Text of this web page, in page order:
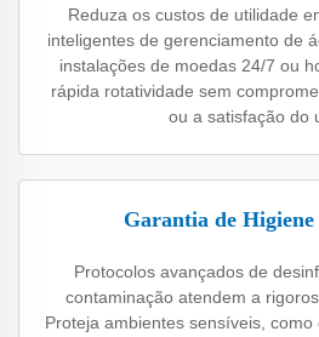
Reduza os custos de utilidade
inteligentes de gerenciamento de
instalações de moedas 24/7 ou
rápida rotatividade sem
ou a satisfação do
Garantia de
Protocolos avançados de
contaminação atendem a
Proteja ambientes sensíveis, como